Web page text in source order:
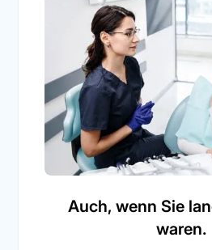
Auch, wenn Sie
waren.